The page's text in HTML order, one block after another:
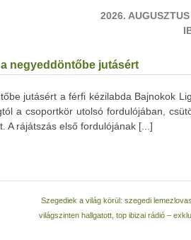
2026.
negyeddöntőbe jutásért
jutásért a férfi kézilabda Bajnokok
a csoportkör utolsó fordulójában,
A rájátszás első fordulójának [...]
Szegediek a világ körül: szegedi
világszinten hallgatott, top ibizai rádió –